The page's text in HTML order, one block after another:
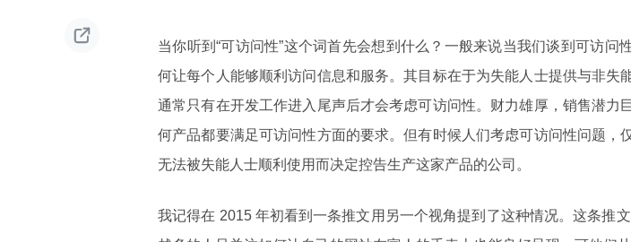

当你听到“可访问性”这个词首先会想到什么？一般来说当我们谈到可访问
何让每个人能够顺利访问信息和服务。其目标在于为失能人士提供与非失
通常只有在开发工作进入尾声后才会考虑可访问性。财力雄厚，销售潜力
何产品都要满足可访问性方面的要求。但有时候人们考虑可访问性问题，
无法被失能人士顺利使用而决定控告生产这家产品的公司。
我记得在 2015 年初看到一条推文用另一个视角提到了这种情况。这条推